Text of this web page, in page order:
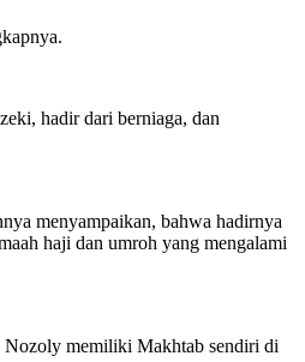
hadir dari berniaga, dan
menyampaikan, bahwa hadirnya
haji dan umroh yang mengalami
Nozoly memiliki Makhtab sendiri di